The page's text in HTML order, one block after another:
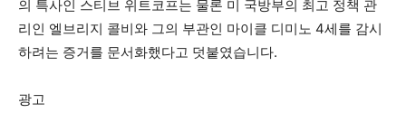
의 특사인 스티브 위트코프는 물론 미 국방부의 최고 정책 관
리인 엘브리지 콜비와 그의 부관인 마이클 디미노 4세를 감시
하려는 증거를 문서화했다고 덧붙였습니다.
광고